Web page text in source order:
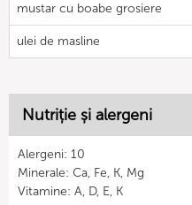
mustar cu boabe grosiere
ulei de masline
Nutriție și alergeni
Alergeni: 10
Minerale: Ca, Fe, K, Mg
Vitamine: A, D, E, K